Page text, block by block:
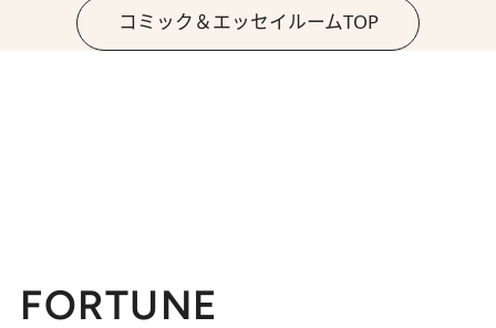
コミック＆エッセイルームTOP
FORTUNE